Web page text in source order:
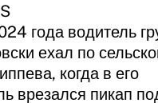
года водитель
ехал по
когда в его
врезался пикап